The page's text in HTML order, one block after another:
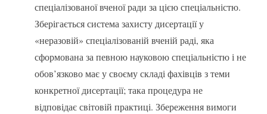
спеціалізованої вченої ради за цією спеціальністю.
Зберігається система захисту дисертації у
«неразовій» спеціалізованій вченій раді, яка
сформована за певною науковою спеціальністю і не
обов’язково має у своєму складі фахівців з теми
конкретної дисертації; така процедура не
відповідає світовій практиці. Збереження вимоги